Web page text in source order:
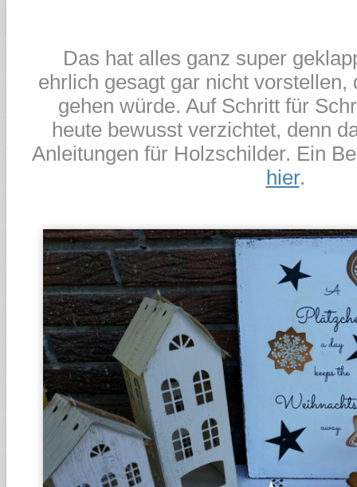
Das hat alles ganz super
ehrlich gesagt gar nicht vorstellen,
gehen würde. Auf Schritt für
heute bewusst verzichtet, denn
Anleitungen für Holzschilder. Ein
hier.